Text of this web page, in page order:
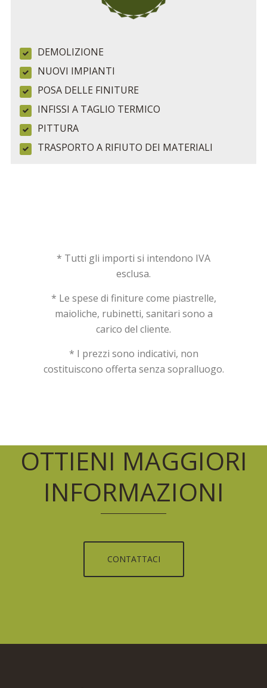
DEMOLIZIONE
NUOVI IMPIANTI
POSA DELLE FINITURE
INFISSI A TAGLIO TERMICO
PITTURA
TRASPORTO A RIFIUTO DEI MATERIALI
* Tutti gli importi si intendono IVA
esclusa.
* Le spese di finiture come piastrelle,
maioliche, rubinetti, sanitari sono a
carico del cliente.
* I prezzi sono indicativi, non
costituiscono offerta senza sopralluogo.
OTTIENI MAGGIORI
INFORMAZIONI
CONTATTACI